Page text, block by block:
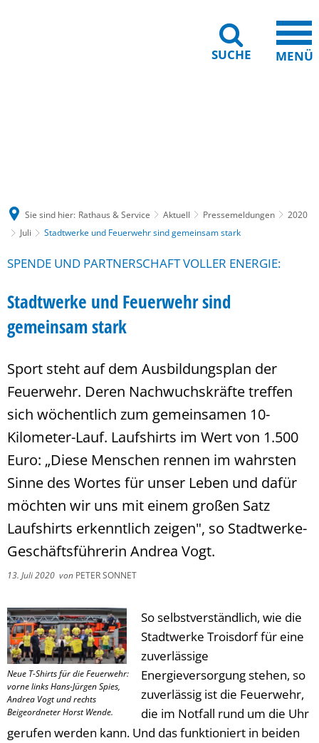
SUCHE MENÜ
Sie sind hier: Rathaus & Service Aktuell Pressemeldungen
2020
Juli
Stadtwerke und Feuerwehr sind gemeinsam stark
SPENDE UND PARTNERSCHAFT VOLLER ENERGIE:
Stadtwerke und Feuerwehr sind
gemeinsam stark
Sport steht auf dem Ausbildungsplan der
Feuerwehr. Deren Nachwuchskräfte treffen
sich wöchentlich zum gemeinsamen 10-
Kilometer-Lauf. Laufshirts im Wert von 1.500
Euro: „Diese Menschen rennen im wahrsten
Sinne des Wortes für unser Leben und dafür
möchten wir uns mit einem großen Satz
Laufshirts erkenntlich zeigen", so Stadtwerke-
Geschäftsführerin Andrea Vogt.
13. Juli 2020 von PETER SONNET
Neue T-Shirts für die Feuerwehr:
vorne links Hans-Jürgen Spies,
Andrea Vogt und rechts
Beigeordneter Horst Wende.
So selbstverständlich, wie die
Stadtwerke Troisdorf für eine
zuverlässige
Energieversorgung stehen, so
zuverlässig ist die Feuerwehr,
die im Notfall rund um die Uhr
gerufen werden kann. Und das funktioniert in beiden